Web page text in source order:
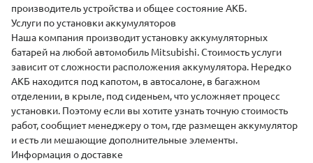
производитель устройства и общее состояние АКБ.
Услуги по установки аккумуляторов
Наша компания производит установкуаккумуляторных
батарей на любой автомобиль Mitsubishi. Стоимость услуги
зависит от сложности расположения аккумулятора. Нередко
АКБ находится под капотом, в автосалоне, в багажном
отделении, в крыле, под сиденьем, что усложняет процесс
установки. Поэтому если вы хотите узнать точную стоимость
работ, сообщиет менеджеру о том, где размещен аккумулятор
и есть ли мешающие дополнительные элементы.
Информация о доставке